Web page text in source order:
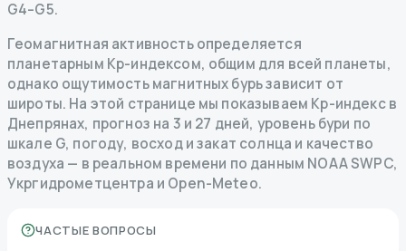
G4–G5.
Геомагнитная активность определяется
планетарным Kp-индексом, общим для всей планеты,
однако ощутимость магнитных бурь зависит от
широты. На этой странице мы показываем Kp-индекс в
Днепрянах, прогноз на 3 и 27 дней, уровень бури по
шкале G, погоду, восход и закат солнца и качество
воздуха — в реальном времени по данным NOAA SWPC,
Укргидрометцентра и Open-Meteo.
ЧАСТЫЕ ВОПРОСЫ